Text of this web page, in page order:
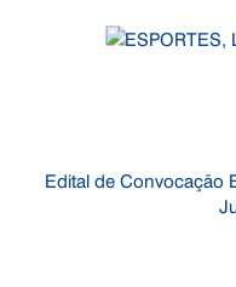
Edital de Convocação